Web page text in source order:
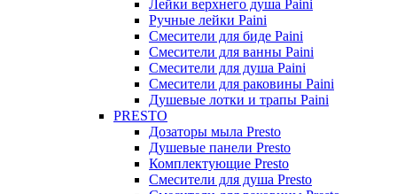
Лейки верхнего душа Paini
Ручные лейки Paini
Смесители для биде Paini
Смесители для ванны Paini
Смесители для душа Paini
Смесители для раковины Paini
Душевые лотки и трапы Paini
PRESTO
Дозаторы мыла Presto
Душевые панели Presto
Комплектующие Presto
Смесители для душа Presto